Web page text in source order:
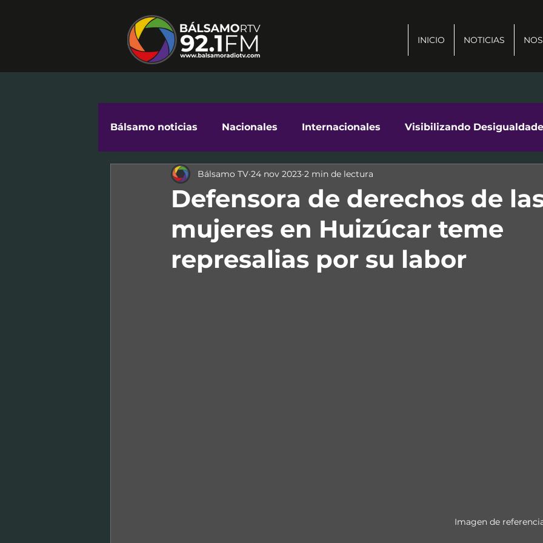
INICIO NOTICIAS
Bálsamo noticias Nacionales Internacionales Visibilizando
Cuidándonos en Comunidad
Defensora de derechos de
mujeres en Huizúcar teme
represalias por su labor
Bálsamo TV 24 nov 2023 2 min de lectura
Imagen de